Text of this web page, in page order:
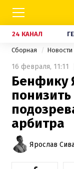
24 КАНАЛ
Сборная Новости
16 февраля, 11:11
Бенфику
понизить
арбитра
Ярослав